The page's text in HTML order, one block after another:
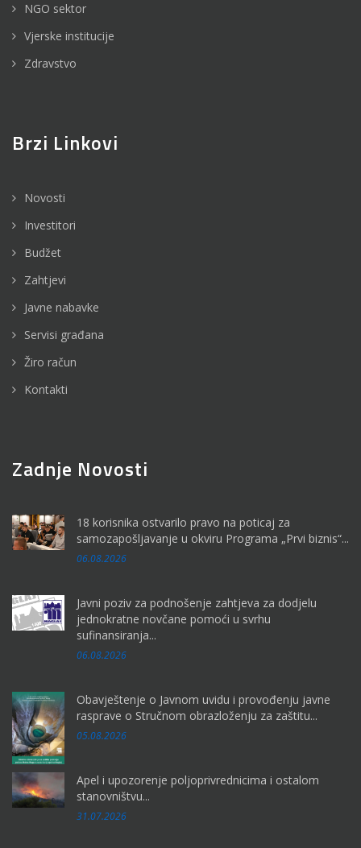
NGO sektor
Vjerske institucije
Zdravstvo
Brzi Linkovi
Novosti
Investitori
Budžet
Zahtjevi
Javne nabavke
Servisi građana
Žiro račun
Kontakti
Zadnje Novosti
18 korisnika ostvarilo pravo na poticaj za
samozapošljavanje u okviru Programa „Prvi biznis“...
06.08.2026
Javni poziv za podnošenje zahtjeva za dodjelu
jednokratne novčane pomoći u svrhu
sufinansiranja...
06.08.2026
Obavještenje o Javnom uvidu i provođenju javne
rasprave o Stručnom obrazloženju za zaštitu...
05.08.2026
Apel i upozorenje poljoprivrednicima i ostalom
stanovništvu...
31.07.2026